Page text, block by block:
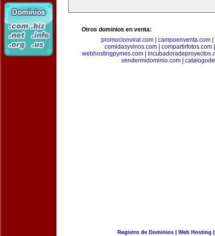
Otros dominios en venta:
promocionviral.com
campoenventa.com
comidasyvinos.com| compartirfotos.com|
webhostingpymes.com
vendermidominio.com|
Registro de Dominios| Web Hosting |